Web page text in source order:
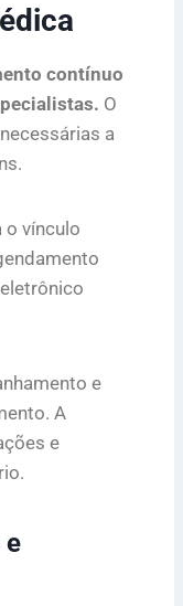
contínuo
O
a
o vínculo
e
A
e
e